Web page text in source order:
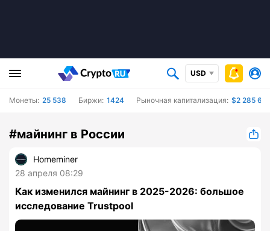
USD
Монеты: 25 538 Биржи: 1424 Рыночная капитализация: $2 285
#майнинг в России
Homeminer
28 апреля 08:29
Как изменился майнинг в 2025-2026: большое
исследование Trustpool